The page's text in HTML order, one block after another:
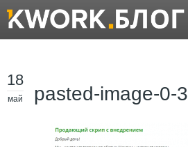
18
май pasted-image-0-3